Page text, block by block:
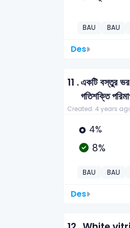
BAU BAU
Des
11 .একটি বস্তুর
গতিশক্তি
Created: 4 years ago
4%
8%
BAU BAU
Des